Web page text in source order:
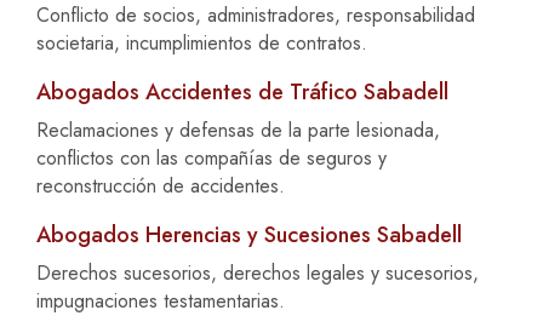
Conflicto de socios, administradores, responsabilidad
societaria, incumplimientos de contratos.
Abogados Accidentes de Tráfico Sabadell
Reclamaciones y defensas de la parte lesionada,
conflictos con las compañías de seguros y
reconstrucción de accidentes.
Abogados Herencias y Sucesiones Sabadell
Derechos sucesorios, derechos legales y sucesorios,
impugnaciones testamentarias.